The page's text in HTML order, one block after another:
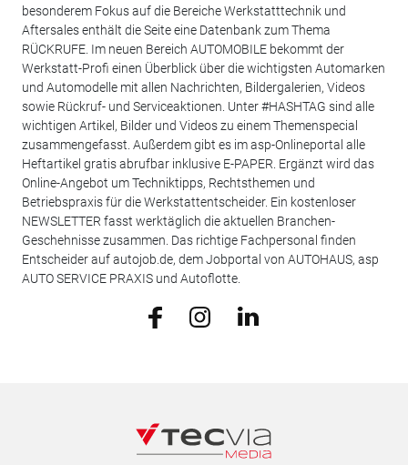
besonderem Fokus auf die Bereiche Werkstatttechnik und
Aftersales enthält die Seite eine Datenbank zum Thema
RÜCKRUFE. Im neuen Bereich AUTOMOBILE bekommt der
Werkstatt-Profi einen Überblick über die wichtigsten Automarken
und Automodelle mit allen Nachrichten, Bildergalerien, Videos
sowie Rückruf- und Serviceaktionen. Unter #HASHTAG sind alle
wichtigen Artikel, Bilder und Videos zu einem Themenspecial
zusammengefasst. Außerdem gibt es im asp-Onlineportal alle
Heftartikel gratis abrufbar inklusive E-PAPER. Ergänzt wird das
Online-Angebot um Techniktipps, Rechtsthemen und
Betriebspraxis für die Werkstattentscheider. Ein kostenloser
NEWSLETTER fasst werktäglich die aktuellen Branchen-
Geschehnisse zusammen. Das richtige Fachpersonal finden
Entscheider auf autojob.de, dem Jobportal von AUTOHAUS, asp
AUTO SERVICE PRAXIS und Autoflotte.